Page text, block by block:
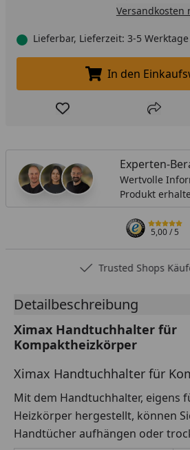
Versandkosten
Lieferbar, Lieferzeit: 3-5
In den
In den
Produkt zur Teilen
Experten-
Wertvolle
Produkt
5,00/ 5
Trusted Shops
Detailbeschreibung
Ximax Handtuchhalter für
Kompaktheizkörper
Ximax Handtuchhalter für
Mit dem Handtuchhalter, eigens
Heizkörper hergestellt, können
Handtücher aufhängen oder